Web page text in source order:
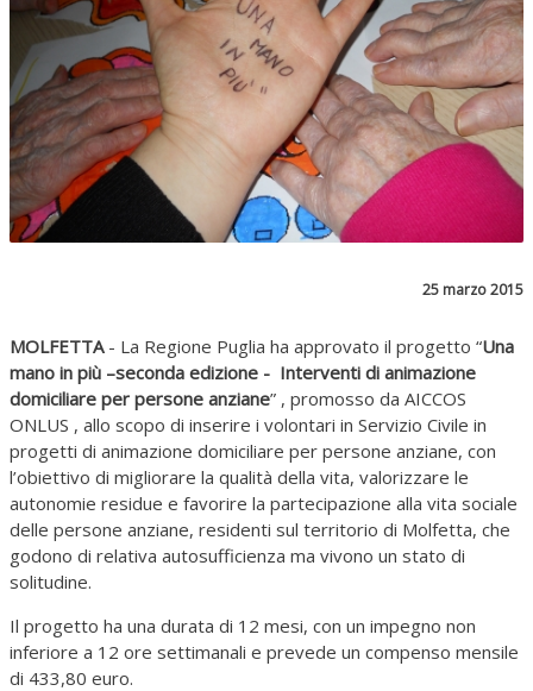
25 marzo 2015
MOLFETTA- La Regione Puglia ha approvato il progetto “Una
mano in più –seconda edizione - Interventi di animazione
domiciliare per persone anziane” , promosso da AICCOS
ONLUS , allo scopo di inserire i volontari in Servizio Civile in
progetti di animazione domiciliare per persone anziane, con
l’obiettivo di migliorare la qualità della vita, valorizzare le
autonomie residue e favorire la partecipazione alla vita sociale
delle persone anziane, residenti sul territorio di Molfetta, che
godono di relativa autosufficienza ma vivono un stato di
solitudine.
Il progetto ha una durata di 12 mesi, con un impegno non
inferiore a 12 ore settimanali e prevede un compenso mensile
di 433,80 euro.